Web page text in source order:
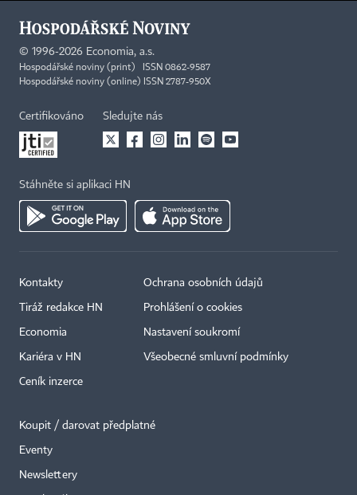
© 1996-2026 Economia, a.s.
Hospodářské noviny (print) ISSN 0862-9587
Hospodářské noviny (online) ISSN 2787-950X
Certifikováno Sledujte nás
Stáhněte si aplikaci HN
Kontakty
Tiráž redakce HN
Economia
Kariéra v HN
Ceník inzerce
Ochrana osobních údajů
Prohlášení o cookies
Nastavení soukromí
Všeobecné smluvní podmínky
Koupit / darovat předplatné
Eventy
Newslettery